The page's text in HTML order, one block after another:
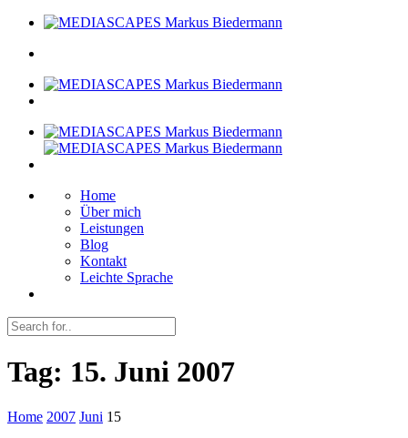
Home
Über mich
Leistungen
Blog
Kontakt
Leichte Sprache
Tag: 15. Juni 2007
Home 2007 Juni 15